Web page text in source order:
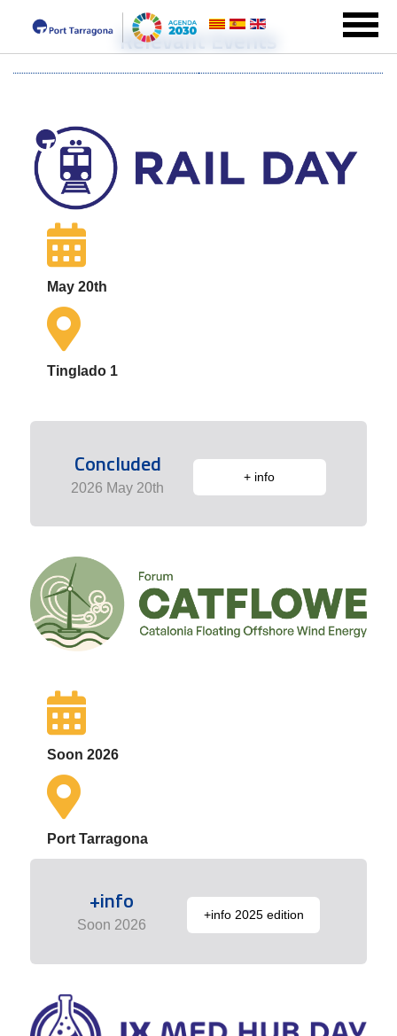
Relevant Events
May 20th
Tinglado 1
Concluded
2026 May 20th
+ info
Soon 2026
Port Tarragona
+info
Soon 2026
+info 2025 edition